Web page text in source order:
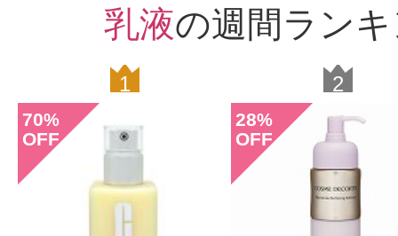
CT会員様は、マイページの「購
らクチコミ投稿すると1 商品に
ントプレゼント！
乳液の週間ラン
1
70%
OFF
2
28%
OFF